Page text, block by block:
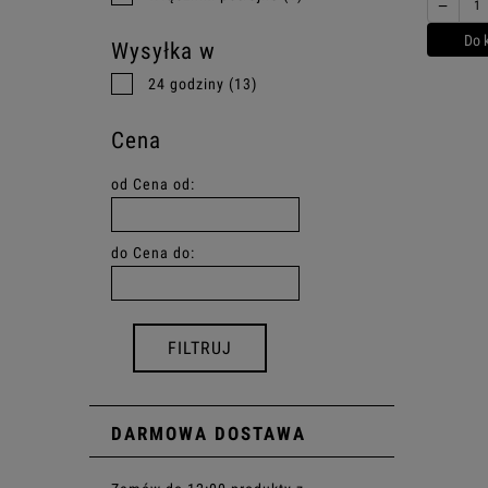
Wysyłka w
24 godziny (13)
Cena
od Cena od:
do Cena do:
FILTRUJ
DARMOWA DOSTAWA
−
Do